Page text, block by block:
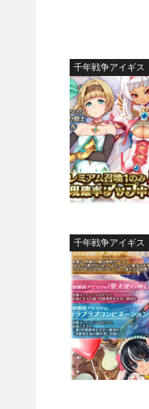
千年戦争アイギス
千年戦争アイギス